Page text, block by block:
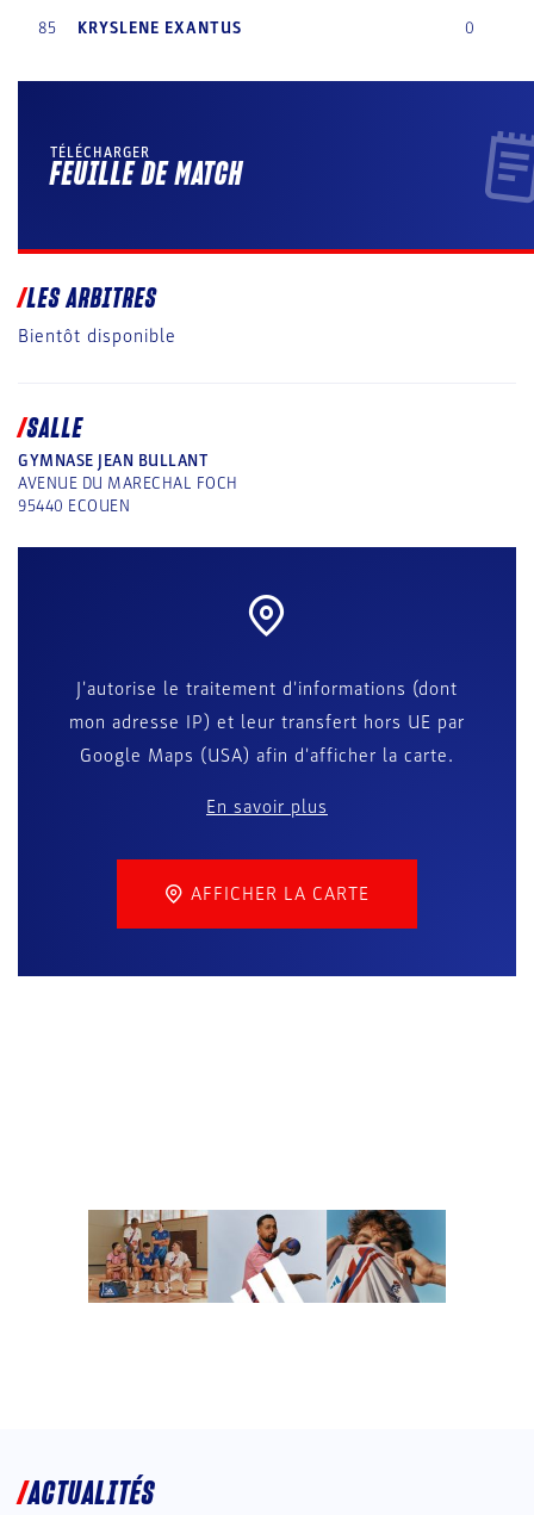
85 KRYSLENE EXANTUS 0
TÉLÉCHARGER
FEUILLE DE MATCH
LES ARBITRES
Bientôt disponible
SALLE
GYMNASE JEAN BULLANT
AVENUE DU MARECHAL FOCH
95440 ECOUEN
J'autorise le traitement d'informations (dont
mon adresse IP) et leur transfert hors UE par
Google Maps (USA) afin d'afficher la carte.
En savoir plus
AFFICHER LA CARTE
ACTUALITÉS